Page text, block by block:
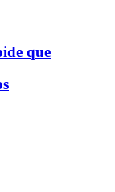
que